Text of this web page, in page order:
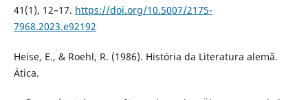
41(1), 12–17. https://doi.org/10.5007/2175-
7968.2023.e92192
Heise, E., & Roehl, R. (1986). História da Literatura alemã.
Ática.